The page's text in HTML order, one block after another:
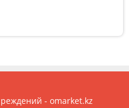
- omarket.kz